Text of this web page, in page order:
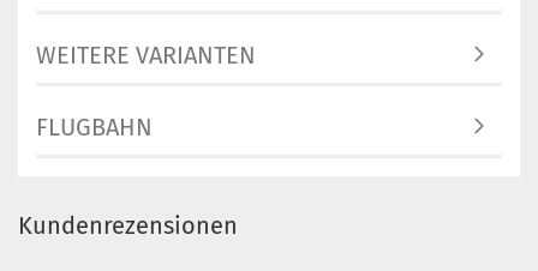
WEITERE VARIANTEN
FLUGBAHN
Kundenrezensionen